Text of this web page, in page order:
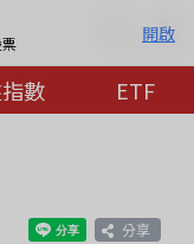
開啟
數 ETF
分享